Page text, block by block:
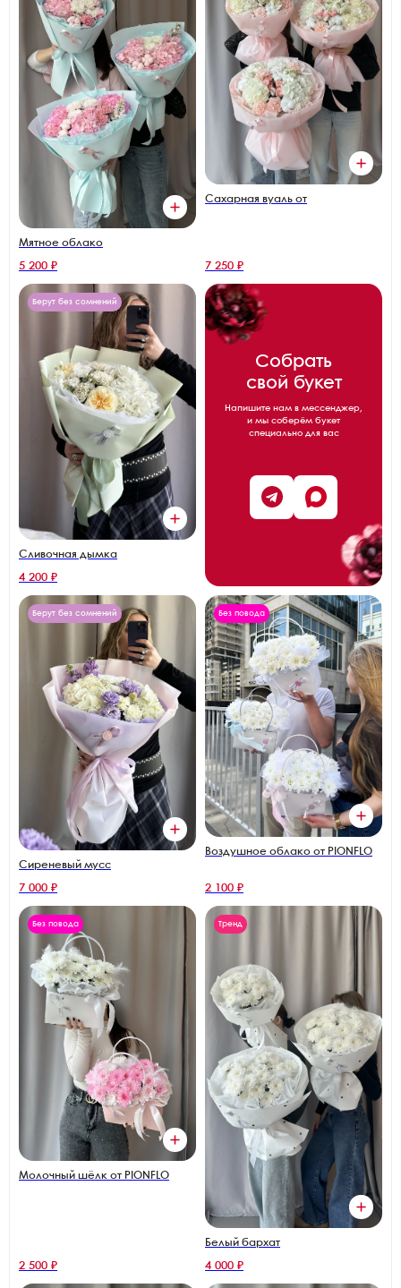
Мятное облако
5 200 ₽
Сахарная вуаль от
7 250 ₽
Берут без сомнений
Сливочная дымка
4 200 ₽
Собрать
свой букет
Напишите нам в мессенджер,
и мы соберём букет
специально для вас
Берут без сомнений
Сиреневый мусс
7 000 ₽
Без повода
Воздушное облако от PIONFLO
2 100 ₽
Без повода
Молочный шёлк от PIONFLO
2 500 ₽
Тренд
Белый бархат
4 000 ₽